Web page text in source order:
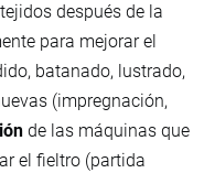
después de la
para mejorar el
batanado, lustrado,
(impregnación,
de las máquinas que
el fieltro (partida